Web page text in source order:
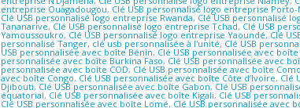
entreprise Ouagadougou, Clé USB personnalisé logo entreprise
Clé USB personnalisé logo entreprise Rwanda, Clé USB personnalisé
Tananarive, Clé USB personnalisé logo entreprise Tchad, Clé USB
Yamoussoukro, Clé USB personnalisé logo entreprise Yaoundé, Clé
personnalisé Tanger, clé usb personnalisée à l'unité, Clé USB
USB personnalisée avec boîte Bénin, Clé USB personnalisée avec
personnalisée avec boîte Burkina Faso, Clé USB personnalisée avec
personnalisée avec boîte COD, Clé USB personnalisée avec boîte
avec boîte Congo, Clé USB personnalisée avec boîte Côte d’Ivoire, Clé
Djibouti, Clé USB personnalisée avec boîte Gabon, Clé USB
équatorial, Clé USB personnalisée avec boîte Kigali, Clé USB
Clé USB personnalisée avec boîte Lomé, Clé USB personnalisée avec